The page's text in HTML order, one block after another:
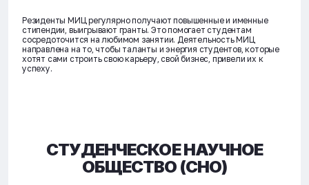
Резиденты МИЦ регулярно получают повышенные и именные
стипендии, выигрывают гранты. Это помогает студентам
сосредоточится на любимом занятии. Деятельность МИЦ
направлена на то, чтобы таланты и энергия студентов, которые
хотят сами строить свою карьеру, свой бизнес, привели их к
успеху.
СТУДЕНЧЕСКОЕ НАУЧНОЕ
ОБЩЕСТВО (СНО)